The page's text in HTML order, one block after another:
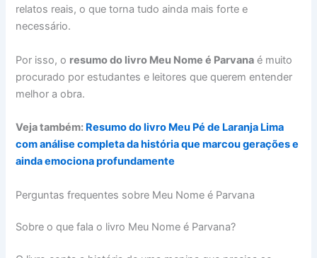
relatos reais, o que torna tudo ainda mais forte e
necessário.
Por isso, o resumo do livro Meu Nome é Parvana é muito
procurado por estudantes e leitores que querem entender
melhor a obra.
Veja também: Resumo do livro Meu Pé de Laranja Lima
com análise completa da história que marcou gerações e
ainda emociona profundamente
Perguntas frequentes sobre Meu Nome é Parvana
Sobre o que fala o livro Meu Nome é Parvana?